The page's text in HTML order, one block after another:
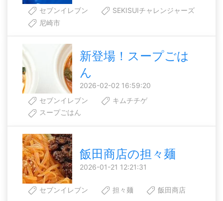
セブンイレブン
SEKISUIチャレンジャーズ
尼崎市
新登場！スープごは
ん
2026-02-02 16:59:20
セブンイレブン
キムチチゲ
スープごはん
飯田商店の担々麺
2026-01-21 12:21:31
セブンイレブン 担々麺 飯田商店